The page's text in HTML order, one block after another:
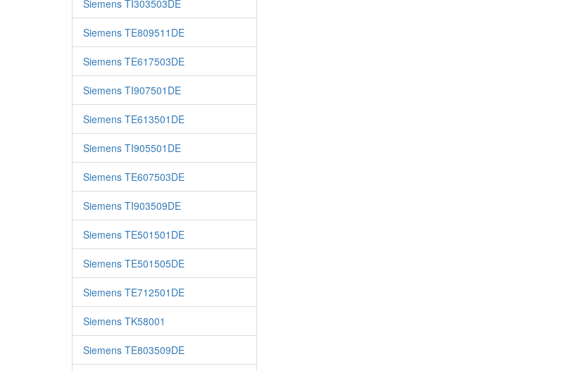
Siemens TI303503DE
Siemens TE809511DE
Siemens TE617503DE
Siemens TI907501DE
Siemens TE613501DE
Siemens TI905501DE
Siemens TE607503DE
Siemens TI903509DE
Siemens TE501501DE
Siemens TE501505DE
Siemens TE712501DE
Siemens TK58001
Siemens TE803509DE